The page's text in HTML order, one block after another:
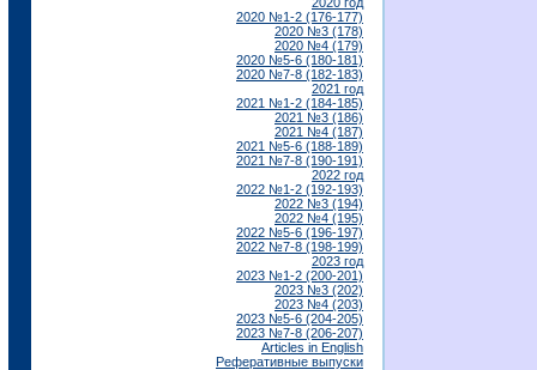
2020 №1-2 (176-177)
2020 №3 (178)
2020 №4 (179)
2020 №5-6 (180-181)
2020 №7-8 (182-183)
2021 год
2021 №1-2 (184-185)
2021 №3 (186)
2021 №4 (187)
2021 №5-6 (188-189)
2021 №7-8 (190-191)
2022 год
2022 №1-2 (192-193)
2022 №3 (194)
2022 №4 (195)
2022 №5-6 (196-197)
2022 №7-8 (198-199)
2023 год
2023 №1-2 (200-201)
2023 №3 (202)
2023 №4 (203)
2023 №5-6 (204-205)
2023 №7-8 (206-207)
Articles in English
Реферативные выпуски